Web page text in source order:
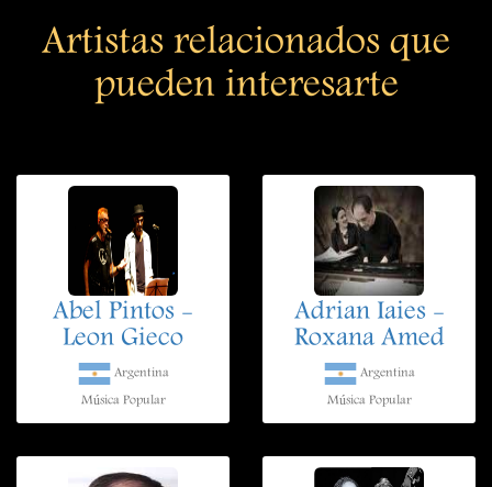
Artistas relacionados que
pueden interesarte
Abel Pintos -
Leon Gieco
Argentina
Música Popular
Adrian Iaies -
Roxana Amed
Argentina
Música Popular